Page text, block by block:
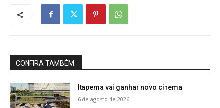
CONFIRA TAMBÉM:
Itapema vai ganhar novo cinema
6 de agosto de 2026